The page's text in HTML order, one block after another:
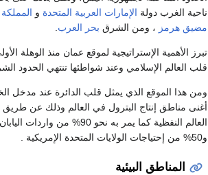
ناحية الغرب دولة الإمارات العربية المتحدة و
مضيق هرمز ، ومن الشرق بحر العرب.
تبرز الأهمية الإستراتيجية لموقع عمان منذ الوهلة
قلب العالم الإسلامي وعند شواطئها تنتهي ‏الحدود
ومن هذا الموقع الذي يمثل قلب الدائرة عند مدخل
و50% من إحتياجات الولايات المتحدة ‏الإمريكية .‏
المناطق البيئية